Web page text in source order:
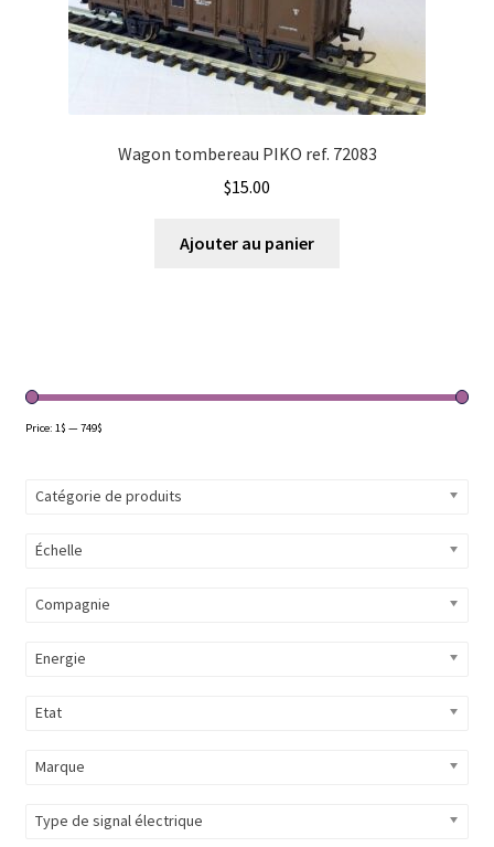
Wagon tombereau PIKO ref. 72083
$15.00
Ajouter au panier
Price: 1$ —749$
Catégorie de produits
Échelle
Compagnie
Energie
Etat
Marque
Type de signal électrique